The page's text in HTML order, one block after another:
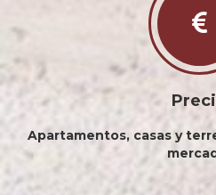
Apartamentos, casas y